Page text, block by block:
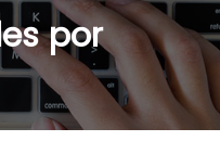
por